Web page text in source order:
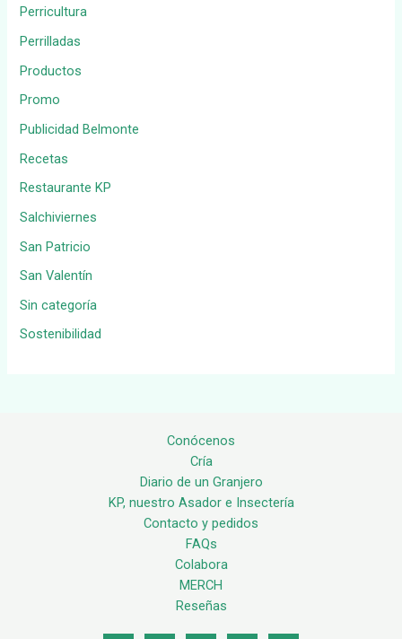
Perricultura
Perrilladas
Productos
Promo
Publicidad Belmonte
Recetas
Restaurante KP
Salchiviernes
San Patricio
San Valentín
Sin categoría
Sostenibilidad
Conócenos
Cría
Diario de un Granjero
KP, nuestro Asador e Insectería
Contacto y pedidos
FAQs
Colabora
MERCH
Reseñas